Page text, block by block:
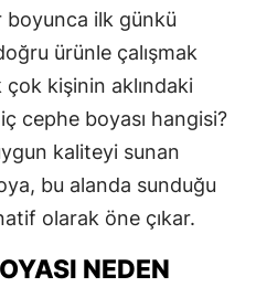
boyunca ilk günkü
ürünle çalışmak
kişinin aklındaki
cephe boyası hangisi?
kaliteyi sunan
bu alanda sunduğu
olarak öne çıkar.
NEDEN